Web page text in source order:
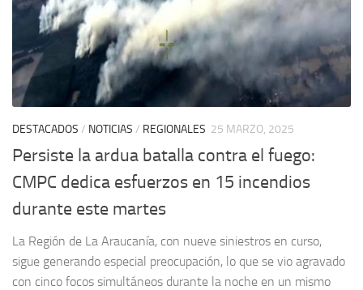
DESTACADOS / NOTICIAS / REGIONALES 25 MARZO, 2025
Persiste la ardua batalla contra el fuego:
CMPC dedica esfuerzos en 15 incendios
durante este martes
La Región de La Araucanía, con nueve siniestros en curso,
sigue generando especial preocupación, lo que se vio agravado
con cinco focos simultáneos durante la noche en un mismo